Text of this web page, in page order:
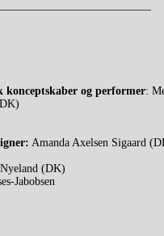
konceptskaber og performer:
Amanda Axelsen Sigaard
(DK)
Jabobsen